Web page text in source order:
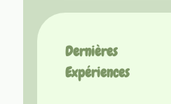
Dernières
Expériences